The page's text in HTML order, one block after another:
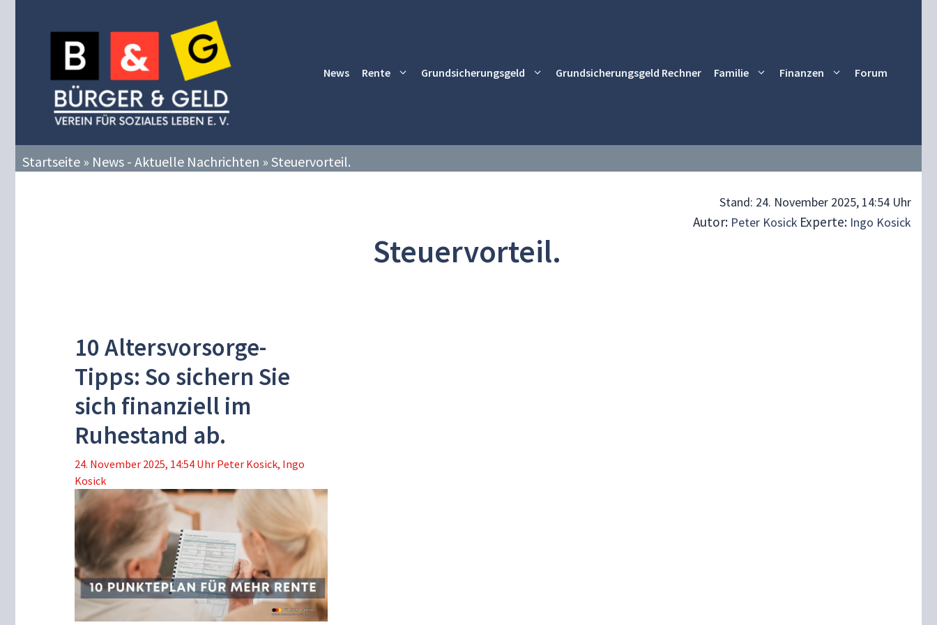
News Rente Grundsicherungsgeld Grundsicherungsgeld Rechner Familie Finanzen Forum
Startseite » News - Aktuelle Nachrichten » Steuervorteil.
Stand: 24. November 2025, 14:54 Uhr
Autor: Peter Kosick Experte: Ingo Kosick
Steuervorteil.
10 Altersvorsorge-
Tipps: So sichern Sie
sich finanziell im
Ruhestand ab.
24. November 2025, 14:54 Uhr Peter Kosick, Ingo
Kosick